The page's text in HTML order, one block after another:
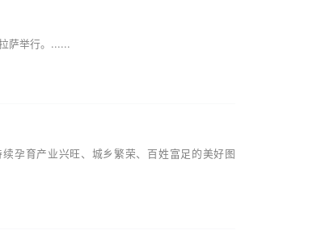
萨举行。......
孕育产业兴旺、城乡繁荣、百姓富足的美好图